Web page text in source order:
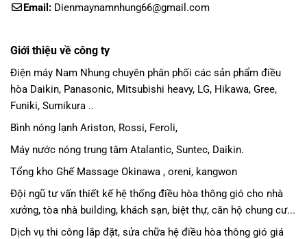
Email: Dienmaynamnhung66@gmail.com
Giới thiệu về công ty
Điện máy Nam Nhung chuyên phân phối các sản phẩm điều
hòa Daikin, Panasonic, Mitsubishi heavy, LG, Hikawa, Gree,
Funiki, Sumikura ..
Bình nóng lạnh Ariston, Rossi, Feroli,
Máy nước nóng trung tâm Atalantic, Suntec, Daikin.
Tổng kho Ghế Massage Okinawa , oreni, kangwon
Đội ngũ tư vấn thiết kế hệ thống điều hòa thông gió cho nhà
xưởng, tòa nhà building, khách sạn, biệt thự, căn hộ chung cư...
Dịch vụ thi công lắp đặt, sửa chữa hệ điều hòa thông gió giá